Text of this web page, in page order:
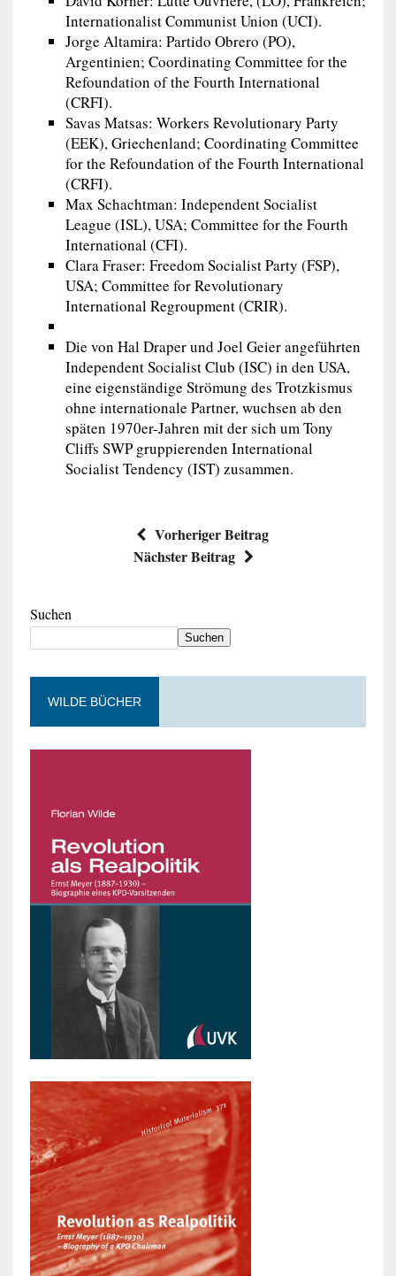
Internationalist Communist Union (UCI).
Jorge Altamira: Partido Obrero (PO),
Argentinien; Coordinating Committee for the
Refoundation of the Fourth International
(CRFI).
Savas Matsas: Workers Revolutionary Party
(EEK), Griechenland; Coordinating Committee
for the Refoundation of the Fourth International
(CRFI).
Max Schachtman: Independent Socialist
League (ISL), USA; Committee for the Fourth
International (CFI).
Clara Fraser: Freedom Socialist Party (FSP),
USA; Committee for Revolutionary
International Regroupment (CRIR).
Die von Hal Draper und Joel Geier angeführten
Independent Socialist Club (ISC) in den USA,
eine eigenständige Strömung des Trotzkismus
ohne internationale Partner, wuchsen ab den
späten 1970er-Jahren mit der sich um Tony
Cliffs SWP gruppierenden International
Socialist Tendency (IST) zusammen.
Vorheriger Beitrag
Nächster Beitrag
Suchen
Suchen
WILDE BÜCHER